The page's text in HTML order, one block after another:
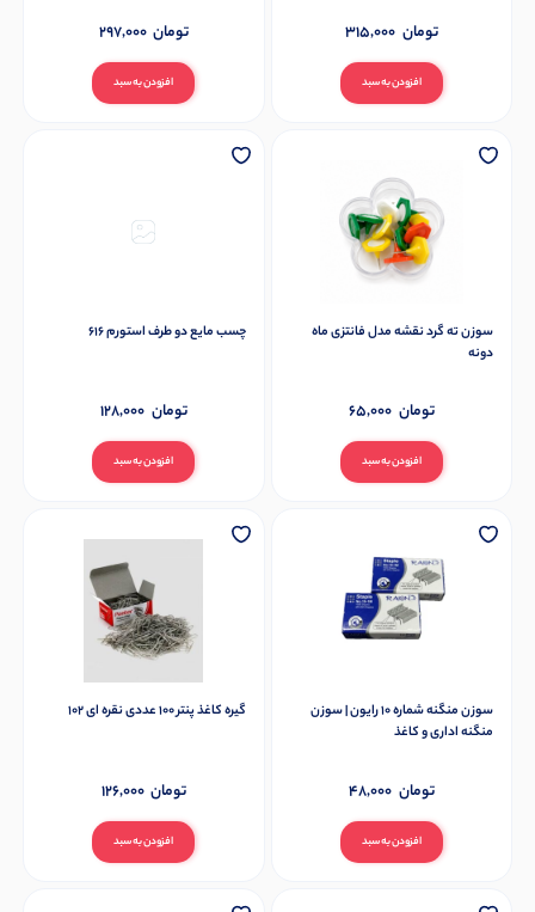
افزودن به سبد
315,000 تومان
افزودن به سبد
297,000 تومان
سوزن ته گرد نقشه مدل فانتزی ماه
دونه
افزودن به سبد
65,000 تومان
چسب مایع دو طرف استورم 616
افزودن به سبد
128,000 تومان
سوزن منگنه شماره ۱۰ رایون | سوزن
منگنه اداری و کاغذ
افزودن به سبد
48,000 تومان
گیره کاغذ پنتر 100 عددی نقره ای 102
افزودن به سبد
126,000 تومان